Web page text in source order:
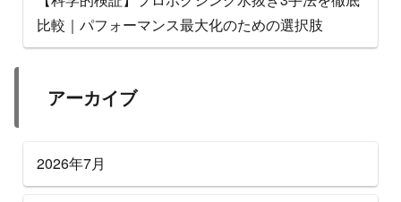
比較｜パフォーマンス最大化のための選択肢
アーカイブ
2026年7月